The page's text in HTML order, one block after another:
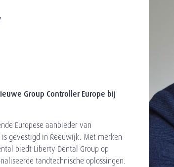
Group Controller Europe bij
Europese aanbieder van
gevestigd in Reeuwijk. Met merken
biedt Liberty Dental Group op
tandtechnische oplossingen.